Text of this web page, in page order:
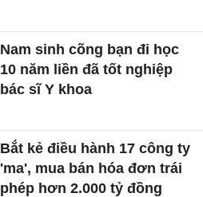
Nam sinh cõng bạn đi học
10 năm liền đã tốt nghiệp
bác sĩ Y khoa
Bắt kẻ điều hành 17 công ty
'ma', mua bán hóa đơn trái
phép hơn 2.000 tỷ đồng